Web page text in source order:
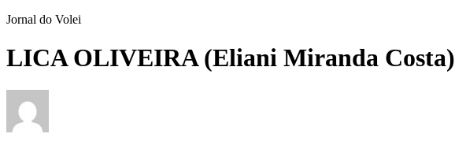
Jornal do Volei
LICA OLIVEIRA (Eliani Miranda Costa)